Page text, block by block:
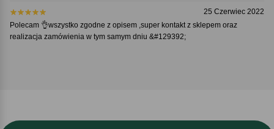
25 Czerwiec 2022
Polecam 👌wszystko zgodne z opisem ,super kontakt z sklepem oraz
realizacja zamówienia w tym samym dniu &#129392;